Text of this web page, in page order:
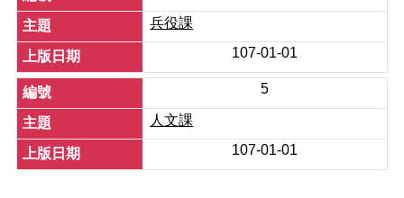
政
府
訊
公
開
開
放
兵役課
107-01-01
5
人文課
107-01-01